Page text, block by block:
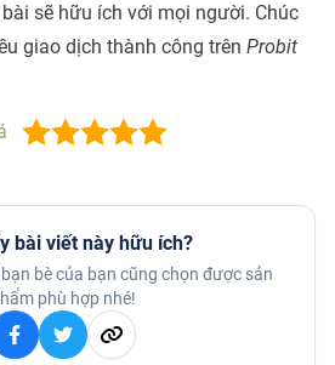
sẽ hữu ích với mọi người. Chúc
giao dịch thành công trên Probit
bài viết này hữu ích?
bè của bạn cũng chọn được sản
phù hợp nhé!